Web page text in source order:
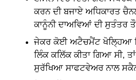
ਕਰਨ ਦੀ ਬਜਾਏ ਅਧਿਕਾਰਤ
ਕਾਨੂੰਨੀ ਦਾਅਵਿਆਂ ਦੀ ਸੁਤੰਤਰ
ਜੇਕਰ ਕੋਈ ਅਟੈਚਮੈਂਟ ਖੋਲ੍ਹਿਆ
ਲਿੰਕ ਕਲਿੱਕ ਕੀਤਾ ਗਿਆ ਸੀ,
ਸੁਰੱਖਿਆ ਸਾਫਟਵੇਅਰ ਨਾਲ